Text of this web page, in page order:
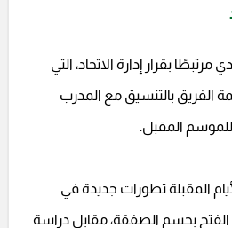
بقرار إدارة الاتحاد، التي
الفريق بالتنسيق مع المدرب
للموسم المقبل.
المقبلة تطورات جديدة في
بحسم الصفقة، مقابل دراسة